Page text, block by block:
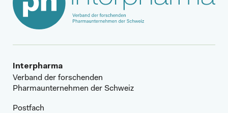
Interpharma
Verband der forschenden
Pharmaunternehmen der Schweiz
Postfach